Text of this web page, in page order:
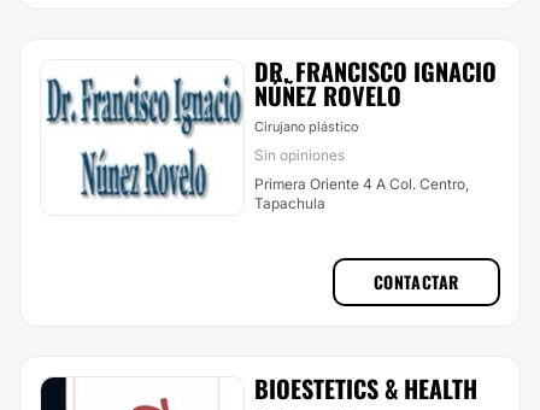
DR. FRANCISCO IGNACIO
NÚÑEZ ROVELO
Cirujano plástico
Sin opiniones
Primera Oriente 4 A Col. Centro,
Tapachula
CONTACTAR
BIOESTETICS & HEALTH